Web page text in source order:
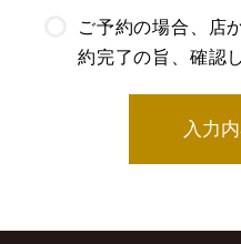
※本個人情報保護方
のいずれかに該当す
ご予約の場合、店
約完了の旨、確認